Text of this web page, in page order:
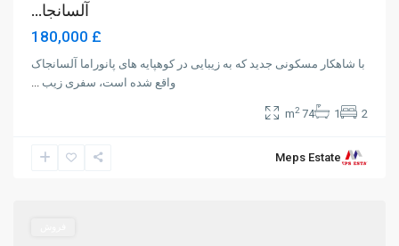
آلسانجا...
£ 180,000
با شاهکار مسکونی جدید که به زیبایی در کوهپایه های پانوراما آلسانجاک
واقع شده است، سفری زیب ...
2
1
74 m
2
Meps EstateAlsancak,